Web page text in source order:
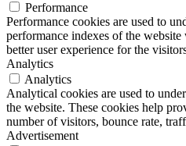
Performance
Performance cookies are used to
performance indexes of the
better user experience for the
Analytics
Analytics
Analytical cookies are used to
the website. These cookies help
number of visitors, bounce rate,
Advertisement